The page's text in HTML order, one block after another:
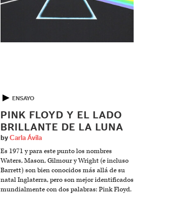
▶ ENSAYO
PINK FLOYD Y EL LADO
BRILLANTE DE LA LUNA
by Carla Ávila
Es 1971 y para este punto los nombres
Waters, Mason, Gilmour y Wright (e incluso
Barrett) son bien conocidos más allá de su
natal Inglaterra, pero son mejor identificados
mundialmente con dos palabras: Pink Floyd.